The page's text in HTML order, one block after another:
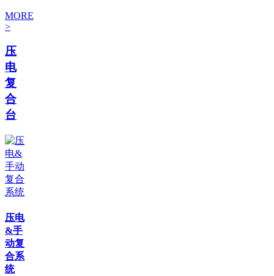
MORE
>
压
电
复
合
台
压电
&手
动复
合系
统